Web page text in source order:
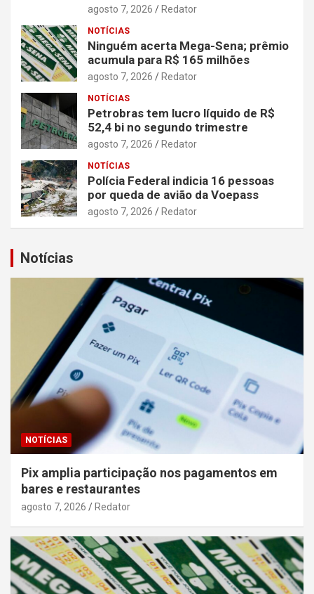
agosto 7, 2026 Redator
NOTÍCIAS
Ninguém acerta Mega-Sena; prêmio
acumula para R$ 165 milhões
agosto 7, 2026 Redator
NOTÍCIAS
Petrobras tem lucro líquido de R$
52,4 bi no segundo trimestre
agosto 7, 2026 Redator
NOTÍCIAS
Polícia Federal indicia 16 pessoas
por queda de avião da Voepass
agosto 7, 2026 Redator
Notícias
NOTÍCIAS
Pix amplia participação nos pagamentos em
bares e restaurantes
agosto 7, 2026 Redator